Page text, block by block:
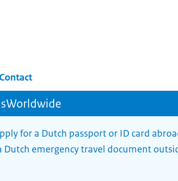
Contact
for a Dutch passport or ID card
Dutch emergency travel document